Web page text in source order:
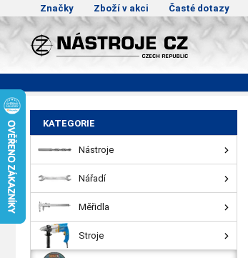
Značky Zboží v akci Časté dotazy
KATEGORIE
Nástroje
Nářadí
Měřidla
Stroje